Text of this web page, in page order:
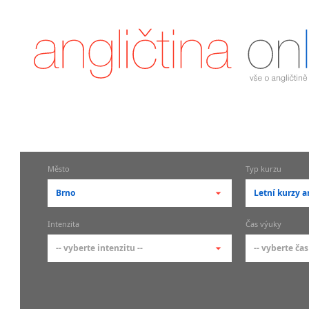
Město
Brno
-- vyberte město --
pražské městské části
Typ kurzu
Letní kurzy
-- vyberte
Intenzita
-- vyberte intenzitu --
Čas výuky
-- vyberte